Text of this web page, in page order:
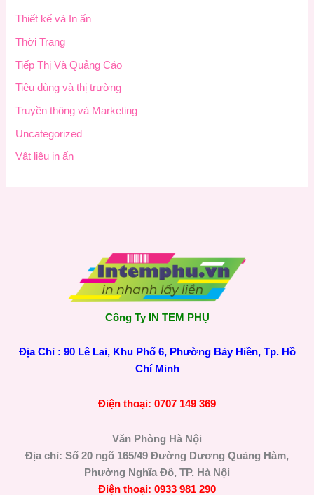
Thiết kế và In ấn
Thời Trang
Tiếp Thị Và Quảng Cáo
Tiêu dùng và thị trường
Truyền thông và Marketing
Uncategorized
Vật liệu in ấn
Công Ty IN TEM PHỤ
Địa Chỉ : 90 Lê Lai, Khu Phố 6, Phường Bảy Hiền, Tp. Hồ
Chí Minh
Điện thoại: 0707 149 369
Văn Phòng Hà Nội
Địa chỉ: Số 20 ngõ 165/49 Đường Dương Quảng Hàm,
Phường Nghĩa Đô, TP. Hà Nội
Điện thoại: 0933 981 290